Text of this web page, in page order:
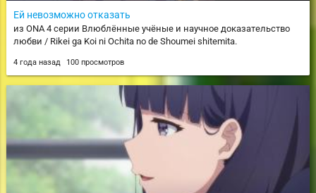
Ей невозможно отказать
из ONA 4 серии Влюблённые учёные и научное доказательство
любви / Rikei ga Koi ni Ochita no de Shoumei shitemita.
4 года назад 100 просмотров